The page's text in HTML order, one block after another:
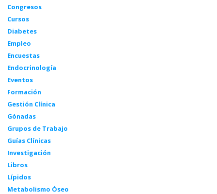
Congresos
Cursos
Diabetes
Empleo
Encuestas
Endocrinología
Eventos
Formación
Gestión Clínica
Gónadas
Grupos de Trabajo
Guías Clínicas
Investigación
Libros
Lípidos
Metabolismo Óseo